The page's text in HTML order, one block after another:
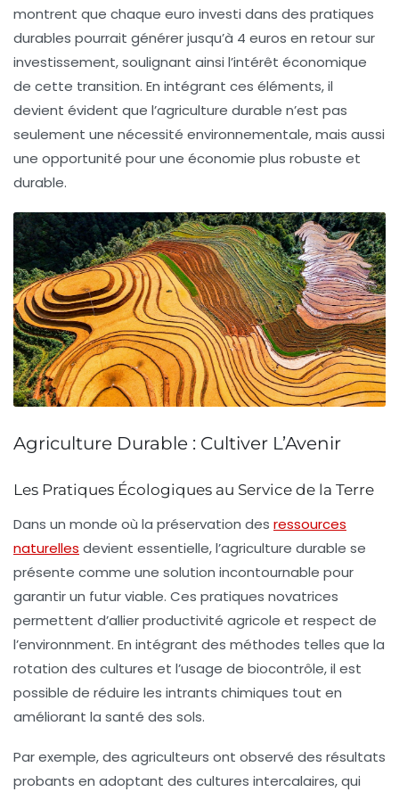
montrent que chaque euro investi dans des pratiques
durables pourrait générer jusqu’à 4 euros en retour sur
investissement, soulignant ainsi l’intérêt économique
de cette transition. En intégrant ces éléments, il
devient évident que l’agriculture durable n’est pas
seulement une nécessité environnementale, mais aussi
une opportunité pour une économie plus robuste et
durable.
Agriculture Durable : Cultiver L’Avenir
Les Pratiques Écologiques au Service de la Terre
Dans un monde où la préservation des ressources
naturelles devient essentielle, l’agriculture durable se
présente comme une solution incontournable pour
garantir un futur viable. Ces pratiques novatrices
permettent d’allier productivité agricole et respect de
l’environnment. En intégrant des méthodes telles que la
rotation des cultures et l’usage de biocontrôle, il est
possible de réduire les intrants chimiques tout en
améliorant la santé des sols.
Par exemple, des agriculteurs ont observé des résultats
probants en adoptant des cultures intercalaires, qui